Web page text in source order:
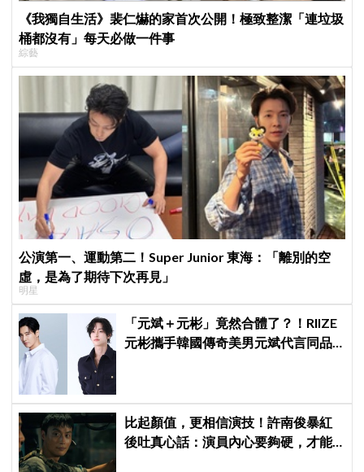
《我獨自生活》裴仁爀的家首次公開！極致整潔「連垃圾
桶都沒有」每天必做一件事
綜藝
公演第一、運動第二！Super Junior 東海：「離別的空
虛，是為了期待下次再見」
明星
「元斌＋元彬」竟然合體了？！RIIZE
元彬攜手韓國傳奇美男元斌代言同品
比起顏值，更相信演技！許南俊暴紅
後吐真心話：演員內心要夠硬，才能